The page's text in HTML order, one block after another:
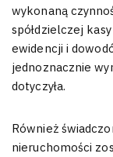
wykonaną
spółdzielczej
ewidencji i
jednoznacznie
dotyczyła.
Również
nieruchomości